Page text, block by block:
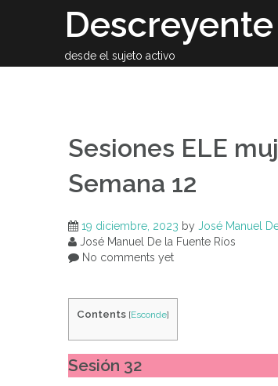
Descreyente
desde el sujeto activo
Sesiones ELE
Semana 12
19 diciembre, 2023 by José Manuel
José Manuel De la Fuente Ríos
No comments yet
Contents [Esconde]
Sesión 32